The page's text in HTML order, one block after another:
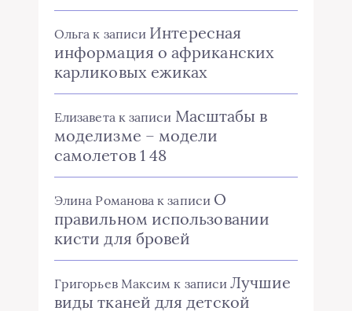
Ольга к записи Интересная
информация о африканских
карликовых ежиках
Елизаветак записи Масштабы в
моделизме – модели
самолетов 1 48
Элина Романова к записи О
правильном использовании
кисти для бровей
Григорьев Максим к записиЛучшие
виды тканей для детской